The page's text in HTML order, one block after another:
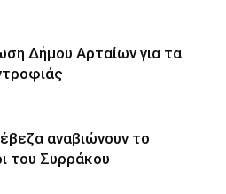
Δήμου Αρταίων για τα
αναβιώνουν το
του Συρράκου